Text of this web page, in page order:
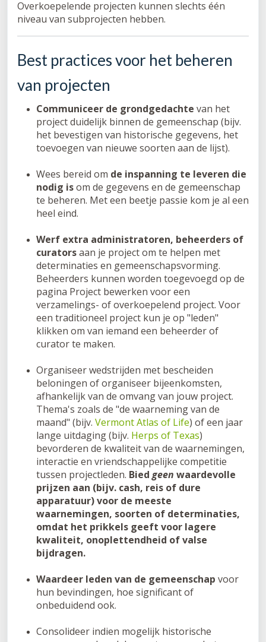
Overkoepelende projecten kunnen slechts één
niveau van subprojecten hebben.
Best practices voor het beheren
van projecten
Communiceer de grondgedachte van het
project duidelijk binnen de gemeenschap (bijv.
het bevestigen van historische gegevens, het
toevoegen van nieuwe soorten aan de lijst).
Wees bereid om de inspanning te leveren die
nodig isom de gegevens en de gemeenschap
te beheren. Met een beetje passie kom je al een
heel eind.
Werf extra administratoren, beheerders of
curatorsaan je project om te helpen met
determinaties en gemeenschapsvorming.
Beheerders kunnen worden toegevoegd op de
pagina Project bewerken voor een
verzamelings- of overkoepelend project. Voor
een traditioneel project kun je op "leden"
klikken om van iemand een beheerder of
curator te maken.
Organiseer wedstrijden met bescheiden
beloningen of organiseer bijeenkomsten,
afhankelijk van de omvang van jouw project.
Thema's zoals de "de waarneming van de
maand" (bijv. Vermont Atlas of Life) of een jaar
lange uitdaging (bijv. Herps of Texas)
bevorderen de kwaliteit van de waarnemingen,
interactie en vriendschappelijke competitie
tussen projectleden. Bied geen waardevolle
prijzen aan (bijv. cash, reis of dure
apparatuur) voor de meeste
waarnemingen, soorten of determinaties,
omdat het prikkels geeft voor lagere
kwaliteit, onoplettendheid of valse
bijdragen.
Waardeer leden van de gemeenschap voor
hun bevindingen, hoe significant of
onbeduidend ook.
Consolideer indien mogelijk historische